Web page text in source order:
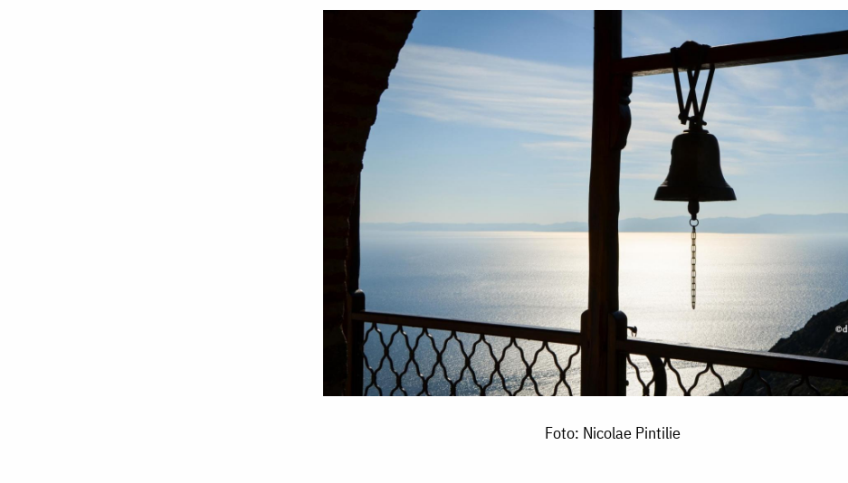
Foto: Nicolae Pintilie